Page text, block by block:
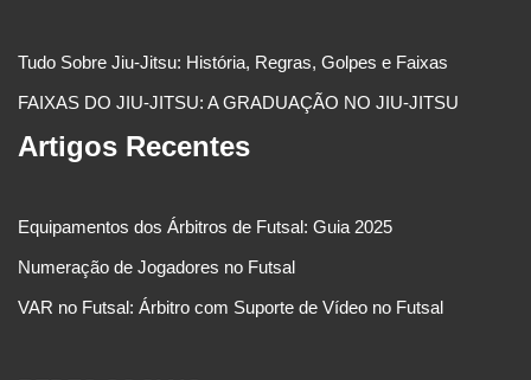
Tudo Sobre Jiu-Jitsu: História, Regras, Golpes e Faixas
FAIXAS DO JIU-JITSU: A GRADUAÇÃO NO JIU-JITSU
Artigos Recentes
Equipamentos dos Árbitros de Futsal: Guia 2025
Numeração de Jogadores no Futsal
VAR no Futsal: Árbitro com Suporte de Vídeo no Futsal